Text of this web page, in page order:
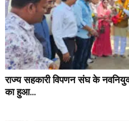
राज्य सहकारी विपणन संघ के
का हुआ...